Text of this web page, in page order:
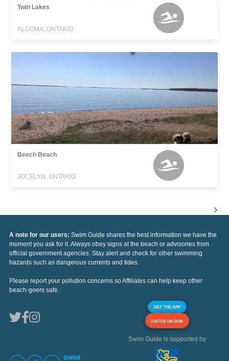
Twin Lakes
ALGOMA, ONTARIO
Beech Beach
JOCELYN, ONTARIO
A note for our users: Swim Guide shares the best information we have the
moment you ask for it. Always obey signs at the beach or advisories from
official government agencies. Stay alert and check for other swimming
hazards such as dangerous currents and tides.
Please report your pollution concerns so Affiliates can help keep other
beach-goers safe.
GET THE APP
FAITES UN DON
Swim Guide is supported by